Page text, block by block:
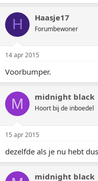
H Haasje17
Forumbewoner
14 apr 2015
Voorbumper.
M midnight black
Hoort bij de inboedel
15 apr 2015
dezelfde als je nu hebt
midnight black